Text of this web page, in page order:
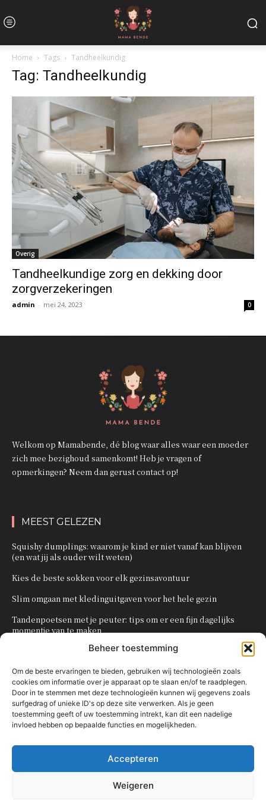
Beheer toestemming
Om de beste ervaringen te bieden, gebruiken wij technologieën zoals
cookies om informatie over je apparaat op te slaan en/of te raadplegen.
Door in te stemmen met deze technologieën kunnen wij gegevens zoals
surfgedrag of unieke ID's op deze site verwerken. Als je geen
toestemming geeft of uw toestemming intrekt, kan dit een nadelige
invloed hebben op bepaalde functies en mogelijkheden.
Accepteren
Weigeren
Home Tags Tandheelkundig
Tag: Tandheelkundig
Overig
Tandheelkundige zorg en dekking door
zorgverzekeringen
admin - mei 24, 2023 0
Welkom op Mamabende, dé blog waar alles waar een moeder
zich mee bezighoud samenkomt! Heb je vragen of
opmerkingen? Neem dan gerust contact op!
MEEST GELEZEN
Squishy dumplings: waarom je kind er niet vanaf kan blijven
(en wat jij als ouder wilt weten)
Kies de beste sokken voor elk gezinsavontuur
Slim omgaan met kledinguitgaven voor het hele gezin
Tandenpoetsen met je peuter: tips om er een fijn dagelijks
momentje van te maken
Zo organiseer je een onvergetelijk kinderfeestje
POPULAIRE CATEGORIEËN
OVERIG
KNUTSELEN MET KINDEREN
TRAKTATIES
80